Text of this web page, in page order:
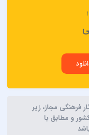
فرهنگی مجاز، زیر
و مطابق با